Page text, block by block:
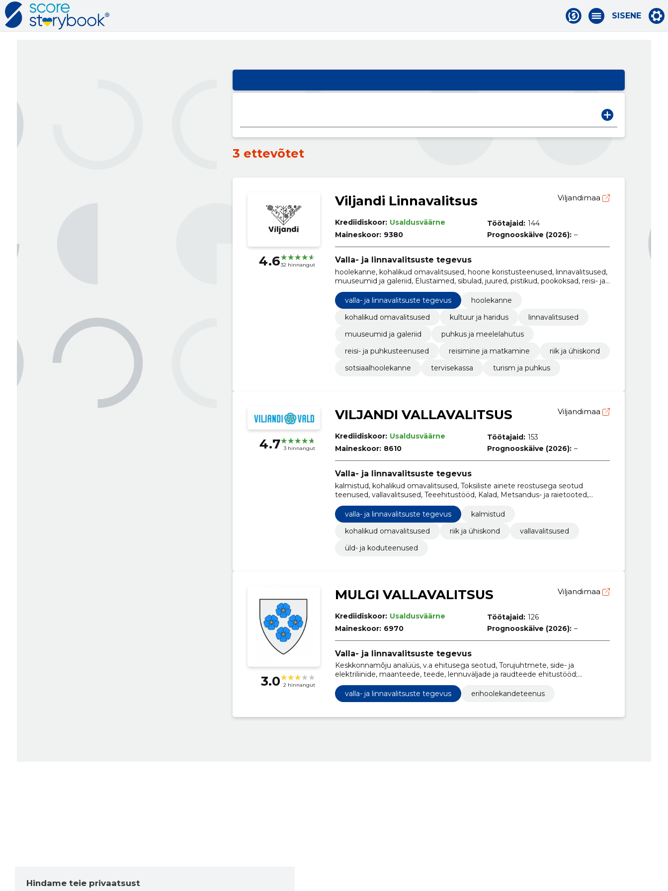
SISENE
3 ettevõtet
4.632 hinnangut
Viljandi Linnavalitsus Viljandimaa
Krediidiskoor: Usaldusväärne
Maineskoor: 9380
Töötajaid: 144
Prognooskäive (2026): –
Valla- ja linnavalitsuste tegevus
hoolekanne, kohalikud omavalitsused, hoone koristusteenused, linnavalitsused,
muuseumid ja galeriid, Elustaimed, sibulad, juured, pistikud, pookoksad, reisi- ja
puhkusteenused, reisimine ja matkamine, turism ja puhkus, sotsiaalhoolekanne
valla- ja linnavalitsuste tegevus
hoolekanne
kohalikud omavalitsused
kultuur ja haridus
linnavalitsused
muuseumid ja galeriid
puhkus ja meelelahutus
reisi- ja puhkusteenused
reisimine ja matkamine
riik ja ühiskond
sotsiaalhoolekanne
tervisekassa turism ja puhkus
4.7 3 hinnangut
VILJANDI VALLAVALITSUS Viljandimaa
Krediidiskoor: Usaldusväärne
Maineskoor: 8610
Töötajaid: 153
Prognooskäive (2026): –
Valla- ja linnavalitsuste tegevus
kalmistud, kohalikud omavalitsused, Toksiliste ainete reostusega seotud
teenused, vallavalitsused, Teeehitustööd, Kalad, Metsandus- ja raietooted,
valla- ja linnavalitsuste tegevus
kalmistud
kohalikud omavalitsused
riik ja ühiskond
vallavalitsused
üld- ja koduteenused
3.0 2 hinnangut
MULGI VALLAVALITSUS Viljandimaa
Krediidiskoor: Usaldusväärne
Maineskoor: 6970
Töötajaid: 126
Prognooskäive (2026): –
Valla- ja linnavalitsuste tegevus
Keskkonnamõju analüüs, v.a ehitusega seotud, Torujuhtmete, side- ja
elektriliinide, maanteede, teede, lennuväljade ja raudteede ehitustööd;
pinnakattetööd, Koolimajade ehitustööd, Eeskopaga laadur, Insenertehnilised
tööd ja ehitustööd, Arhitektuuri-, insener-tehnilise projekteerimise ja
planeerimisteenused, Teeremonditööd, Keskkonnaplaneerimine, Arhitektuuri-
valla- ja linnavalitsuste tegevus erihoolekandeteenus
Hindame teie privaatsust